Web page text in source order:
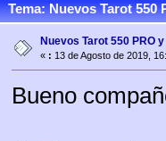
Tema: Nuevos Tarot 550
Nuevos Tarot 550 PRO
« : 13 de Agosto de 2019,
Bueno